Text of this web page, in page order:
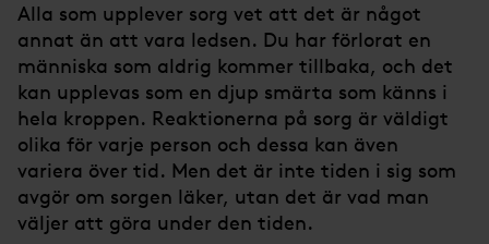
Alla som upplever sorg vet att det är något
annat än att vara ledsen. Du har förlorat en
människa som aldrig kommer tillbaka, och det
kan upplevas som en djup smärta som känns i
hela kroppen. Reaktionerna på sorg är väldigt
olika för varje person och dessa kan även
variera över tid. Men det är inte tiden i sig som
avgör om sorgen läker, utan det är vad man
väljer att göra under den tiden.